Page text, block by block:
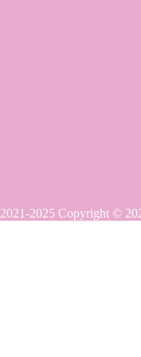
Copyright ©